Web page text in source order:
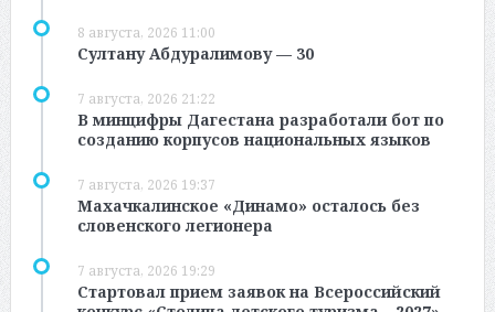
8 августа, 2026 11:00
Султану Абдуралимову — 30
7 августа, 2026 21:22
В минцифры Дагестана разработали бот по
созданию корпусов национальных языков
7 августа, 2026 19:37
Махачкалинское «Динамо» осталось без
словенского легионера
7 августа, 2026 19:29
Стартовал прием заявок на Всероссийский